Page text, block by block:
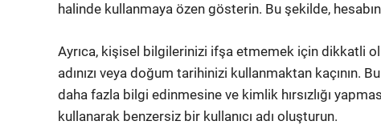
halinde kullanmaya özen gösterin. Bu şekilde,
Ayrıca, kişisel bilgilerinizi ifşa etmemek için dikkatli
adınızı veya doğum tarihinizi kullanmaktan kaçının.
daha fazla bilgi edinmesine ve kimlik hırsızlığı
kullanarak benzersiz bir kullanıcı adı oluşturun.